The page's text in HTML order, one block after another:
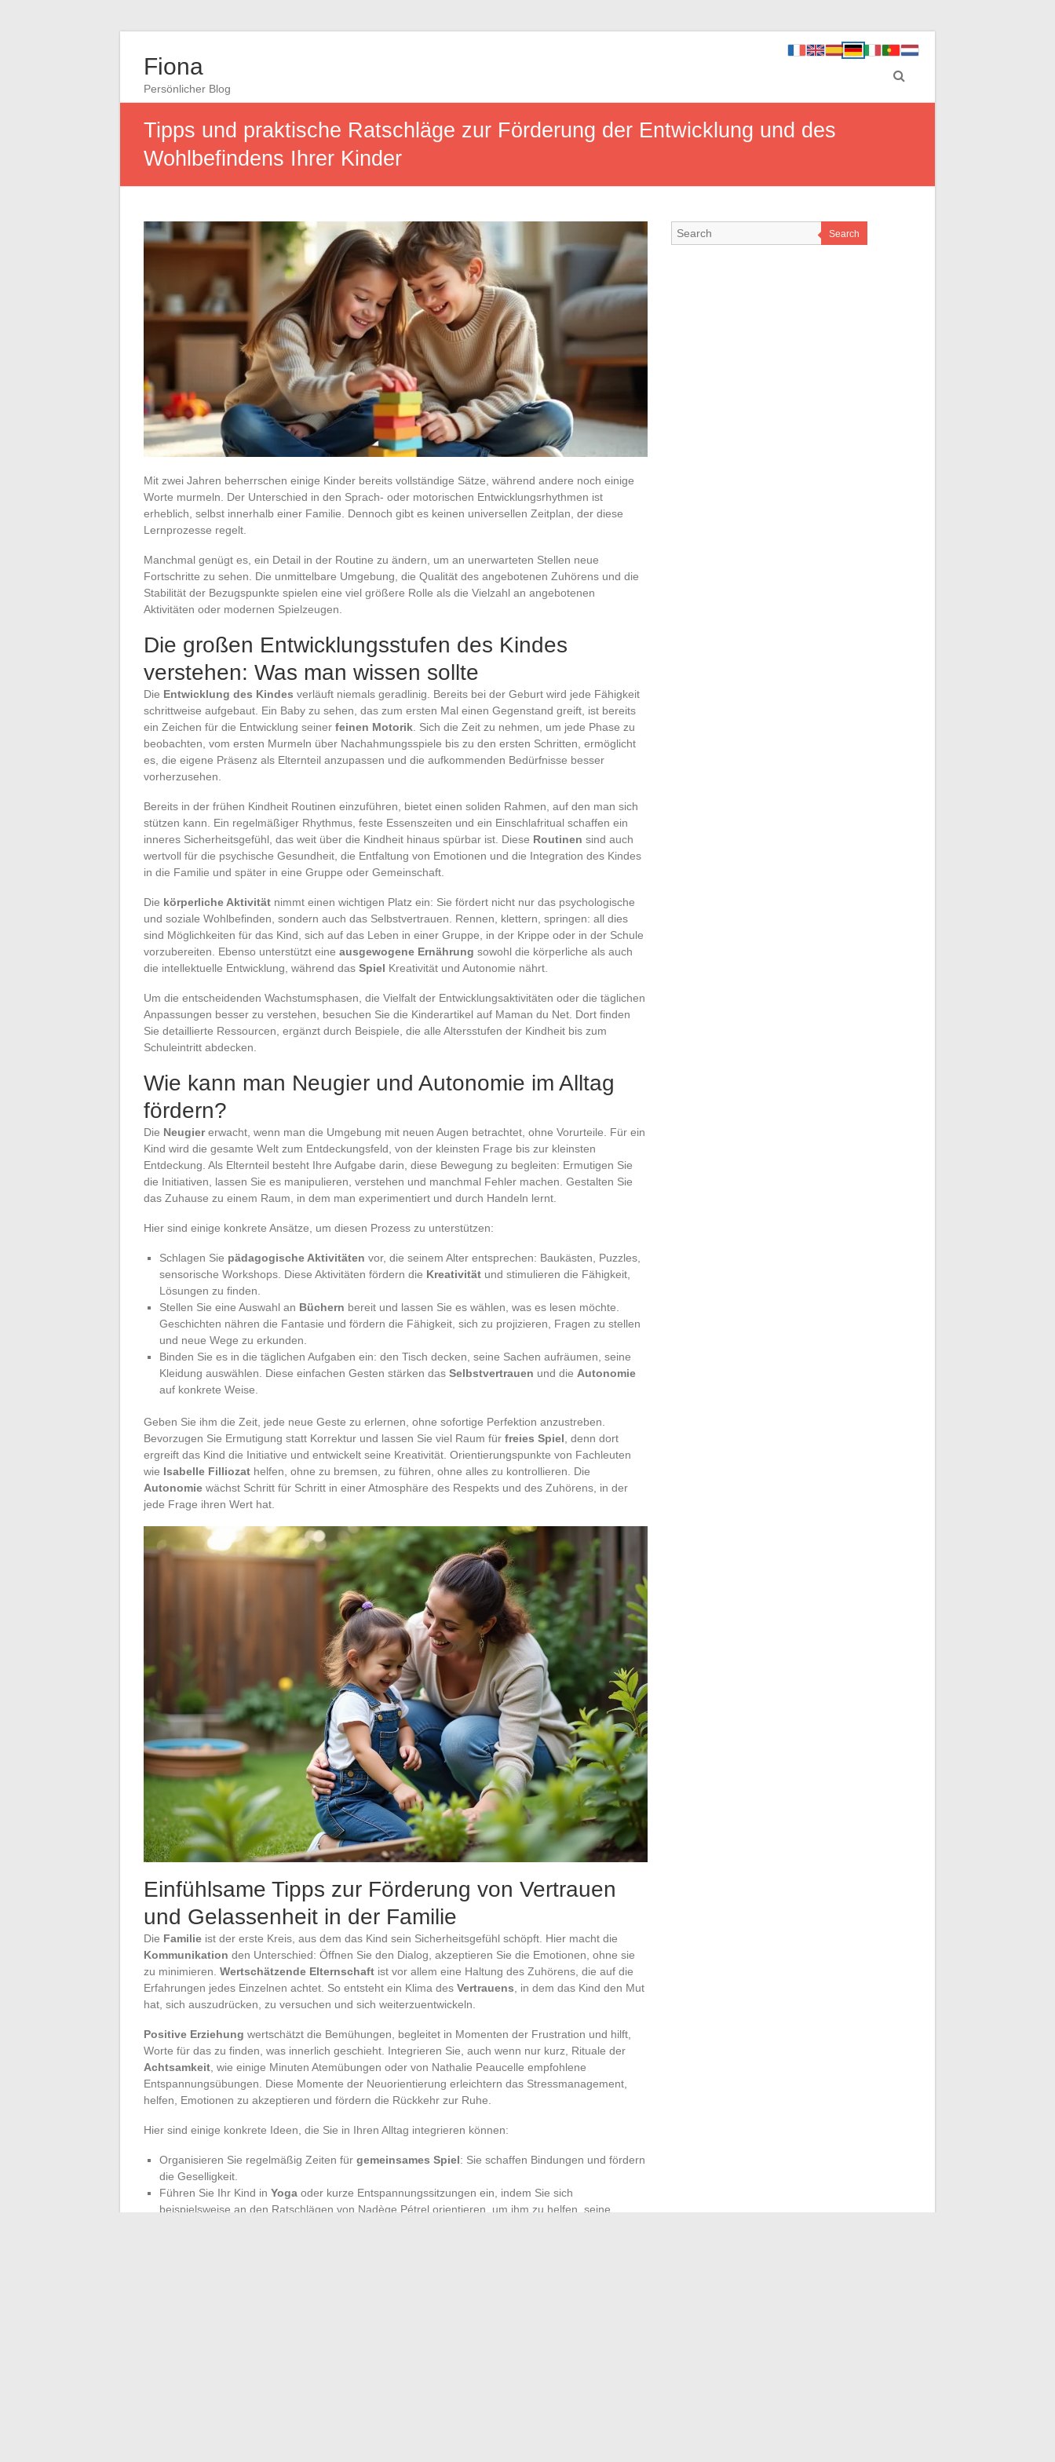
Fiona
Persönlicher Blog
Tipps und praktische Ratschläge zur Förderung der Entwicklung und des
Wohlbefindens Ihrer Kinder
Mit zwei Jahren beherrschen einige Kinder bereits vollständige Sätze, während andere noch einige
Worte murmeln. Der Unterschied in den Sprach- oder motorischen Entwicklungsrhythmen ist
erheblich, selbst innerhalb einer Familie. Dennoch gibt es keinen universellen Zeitplan, der diese
Lernprozesse regelt.
Manchmal genügt es, ein Detail in der Routine zu ändern, um an unerwarteten Stellen neue
Fortschritte zu sehen. Die unmittelbare Umgebung, die Qualität des angebotenen Zuhörens und die
Stabilität der Bezugspunkte spielen eine viel größere Rolle als die Vielzahl an angebotenen
Aktivitäten oder modernen Spielzeugen.
Die großen Entwicklungsstufen des Kindes
verstehen: Was man wissen sollte
Die Entwicklung des Kindes verläuft niemals geradlinig. Bereits bei der Geburt wird jede Fähigkeit
schrittweise aufgebaut. Ein Baby zu sehen, das zum ersten Mal einen Gegenstand greift, ist bereits
ein Zeichen für die Entwicklung seiner feinen Motorik . Sich die Zeit zu nehmen, um jede Phase zu
beobachten, vom ersten Murmeln über Nachahmungsspiele bis zu den ersten Schritten, ermöglicht
es, die eigene Präsenz als Elternteil anzupassen und die aufkommenden Bedürfnisse besser
vorherzusehen.
Bereits in der frühen Kindheit Routinen einzuführen, bietet einen soliden Rahmen, auf den man sich
stützen kann. Ein regelmäßiger Rhythmus, feste Essenszeiten und ein Einschlafritual schaffen ein
inneres Sicherheitsgefühl, das weit über die Kindheit hinaus spürbar ist. Diese Routinen sind auch
wertvoll für die psychische Gesundheit, die Entfaltung von Emotionen und die Integration des Kindes
in die Familie und später in eine Gruppe oder Gemeinschaft.
Die körperliche Aktivität nimmt einen wichtigen Platz ein: Sie fördert nicht nur das psychologische
und soziale Wohlbefinden, sondern auch das Selbstvertrauen. Rennen, klettern, springen: all dies
sind Möglichkeiten für das Kind, sich auf das Leben in einer Gruppe, in der Krippe oder in der Schule
vorzubereiten. Ebenso unterstützt eine ausgewogene Ernährung sowohl die körperliche als auch
die intellektuelle Entwicklung, während das Spiel Kreativität und Autonomie nährt.
Um die entscheidenden Wachstumsphasen, die Vielfalt der Entwicklungsaktivitäten oder die täglichen
Anpassungen besser zu verstehen, besuchen Sie die Kinderartikel auf Maman du Net. Dort finden
Sie detaillierte Ressourcen, ergänzt durch Beispiele, die alle Altersstufen der Kindheit bis zum
Schuleintritt abdecken.
Wie kann man Neugier und Autonomie im Alltag
fördern?
Die Neugiererwacht, wenn man die Umgebung mit neuen Augen betrachtet, ohne Vorurteile. Für ein
Kind wird die gesamte Welt zum Entdeckungsfeld, von der kleinsten Frage bis zur kleinsten
Entdeckung. Als Elternteil besteht Ihre Aufgabe darin, diese Bewegung zu begleiten: Ermutigen Sie
die Initiativen, lassen Sie es manipulieren, verstehen und manchmal Fehler machen. Gestalten Sie
das Zuhause zu einem Raum, in dem man experimentiert und durch Handeln lernt.
Hier sind einige konkrete Ansätze, um diesen Prozess zu unterstützen:
Schlagen Sie pädagogische Aktivitäten vor, die seinem Alter entsprechen: Baukästen, Puzzles,
sensorische Workshops. Diese Aktivitäten fördern die Kreativität und stimulieren die Fähigkeit,
Lösungen zu finden.
Stellen Sie eine Auswahl an Büchern bereit und lassen Sie es wählen, was es lesen möchte.
Geschichten nähren die Fantasie und fördern die Fähigkeit, sich zu projizieren, Fragen zu stellen
und neue Wege zu erkunden.
Binden Sie es in die täglichen Aufgaben ein: den Tisch decken, seine Sachen aufräumen, seine
Kleidung auswählen. Diese einfachen Gesten stärken das Selbstvertrauen und die Autonomie
auf konkrete Weise.
Geben Sie ihm die Zeit, jede neue Geste zu erlernen, ohne sofortige Perfektion anzustreben.
Bevorzugen Sie Ermutigung statt Korrektur und lassen Sie viel Raum für freies Spiel , denn dort
ergreift das Kind die Initiative und entwickelt seine Kreativität. Orientierungspunkte von Fachleuten
wie Isabelle Filliozat helfen, ohne zu bremsen, zu führen, ohne alles zu kontrollieren. Die
Autonomie wächst Schritt für Schritt in einer Atmosphäre des Respekts und des Zuhörens, in der
jede Frage ihren Wert hat.
Einfühlsame Tipps zur Förderung von Vertrauen
und Gelassenheit in der Familie
Die Familie ist der erste Kreis, aus dem das Kind sein Sicherheitsgefühl schöpft. Hier macht die
Kommunikation den Unterschied: Öffnen Sie den Dialog, akzeptieren Sie die Emotionen, ohne sie
zu minimieren. Wertschätzende Elternschaft ist vor allem eine Haltung des Zuhörens, die auf die
Erfahrungen jedes Einzelnen achtet. So entsteht ein Klima des Vertrauens , in dem das Kind den Mut
hat, sich auszudrücken, zu versuchen und sich weiterzuentwickeln.
Positive Erziehung wertschätzt die Bemühungen, begleitet in Momenten der Frustration und hilft,
Worte für das zu finden, was innerlich geschieht. Integrieren Sie, auch wenn nur kurz, Rituale der
Achtsamkeit , wie einige Minuten Atemübungen oder von Nathalie Peaucelle empfohlene
Entspannungsübungen. Diese Momente der Neuorientierung erleichtern das Stressmanagement,
helfen, Emotionen zu akzeptieren und fördern die Rückkehr zur Ruhe.
Hier sind einige konkrete Ideen, die Sie in Ihren Alltag integrieren können:
Organisieren Sie regelmäßig Zeiten für gemeinsames Spiel: Sie schaffen Bindungen und fördern
die Geselligkeit.
Führen Sie Ihr Kind in Yoga oder kurze Entspannungssitzungen ein, indem Sie sich
beispielsweise an den Ratschlägen von Nadège Pétrel orientieren, um ihm zu helfen, seine
Search